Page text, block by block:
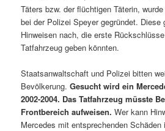
Täters bzw. der flüchtigen Täterin,
bei der Polizei Speyer gegründet. Diese
Hinweisen nach, die erste
Tatfahrzeug geben könnten.
Staatsanwaltschaft und Polizei bitten
Bevölkerung.Gesucht wird ein
2002-2004. Das Tatfahrzeug müsste
Frontbereich aufweisen. Wer kann
Mercedes mit entsprechenden